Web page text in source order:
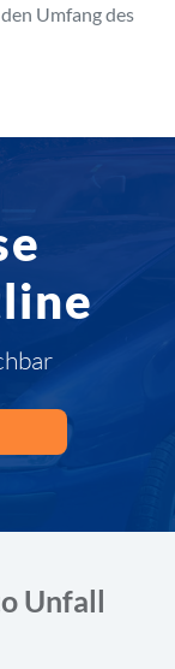
Umfang des
Unfall